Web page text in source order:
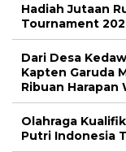
Hadiah Jutaan
Tournament
Dari Desa
Kapten Garuda
Ribuan Harapan
Olahraga
Putri Indonesia